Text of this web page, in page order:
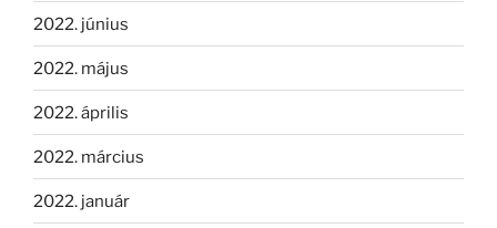
2022. június
2022. május
2022. április
2022. március
2022. január